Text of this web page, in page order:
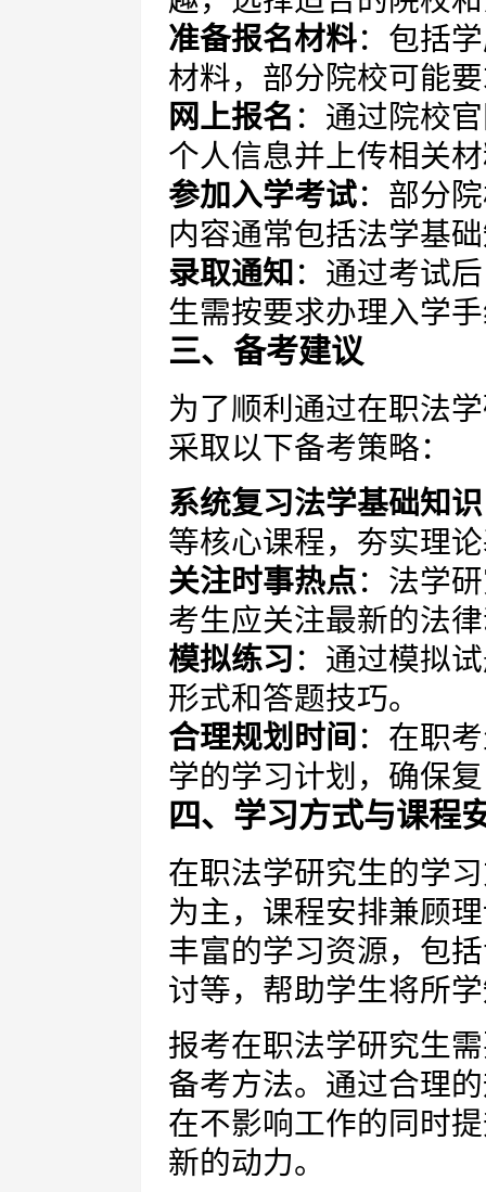
准备报名材料：包括
材料，部分院校可能
网上报名 ：通过院校
个人信息并上传相关
参加入学考试：部分
内容通常包括法学基
录取通知 ：通过考试
生需按要求办理入学
三、备考建议
为了顺利通过在职法
采取以下备考策略：
系统复习法学基础知识
等核心课程，夯实理
关注时事热点：法学
考生应关注最新的法
模拟练习 ：通过模拟
形式和答题技巧。
合理规划时间 ：在职
学的学习计划，确保
四、学习方式与课程
在职法学研究生的学
为主，课程安排兼顾
丰富的学习资源，包
讨等，帮助学生将所
报考在职法学研究生
备考方法。通过合理
在不影响工作的同时
新的动力。